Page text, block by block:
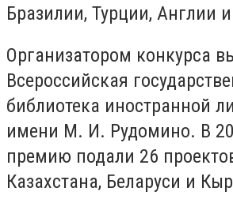
Бразилии, Турции, Англии
Организатором конкурса
Всероссийская
библиотека иностранной
имени М. И. Рудомино. В
премию подали 26
Казахстана, Беларуси и